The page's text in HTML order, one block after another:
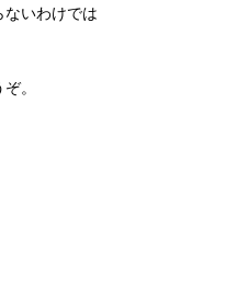
いわけでは
。